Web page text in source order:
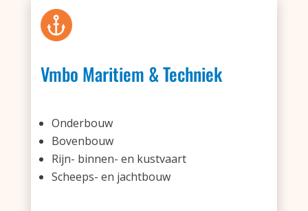
Vmbo Maritiem & Techniek
Onderbouw
Bovenbouw
Rijn- binnen- en kustvaart
Scheeps- en jachtbouw